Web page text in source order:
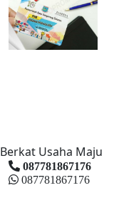
Berkat Usaha Maju
087781867176
087781867176